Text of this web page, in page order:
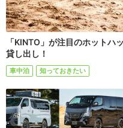
「KINTO」が注目のホットハ
貸し出し！
車中泊 知っておきたい